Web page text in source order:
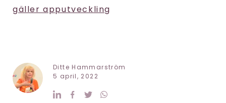
gäller apputveckling
Ditte Hammarström
5 april, 2022